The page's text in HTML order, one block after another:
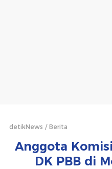
detikNews Berita
Anggota
DK PBB di